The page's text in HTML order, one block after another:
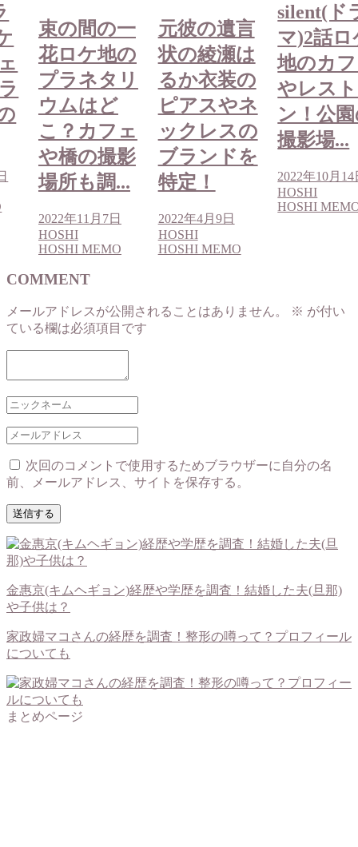
束の間の一
花ロケ地の
プラネタリ
ウムはど
こ？カフェ
や橋の撮影
場所も調...
2022年11月7日
HOSHI
HOSHI MEMO
元彼の遺言
状の綾瀬は
るか衣装の
ピアスやネ
ックレスの
ブランドを
特定！
2022年4月9日
HOSHI
HOSHI MEMO
silent(ド
マ)2話ロ
地のカ
やレス
ン！公
撮影場...
2022年10月14
HOSHI
HOSHI
COMMENT
メールアドレスが公開されることはありません。 ※ が付い
ている欄は必須項目です
次回のコメントで使用するためブラウザーに自分の名
前、メールアドレス、サイトを保存する。
金惠京(キムヘギョン)経歴や学歴を調査！結婚した夫(旦那)
や子供は？
家政婦マコさんの経歴を調査！整形の噂って？プロフィール
についても
まとめページ